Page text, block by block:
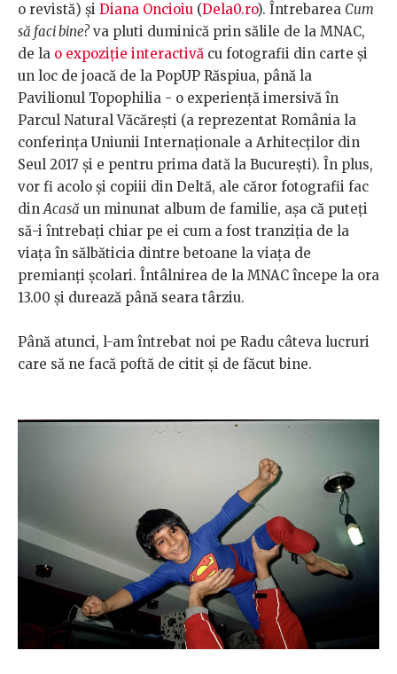
o revistă) și Diana Oncioiu (Dela0.ro). Întrebarea Cum
să faci bine? va pluti duminică prin sălile de la MNAC,
de la o expoziție interactivă cu fotografii din carte și
un loc de joacă de la PopUP Răspiua, până la
Pavilionul Topophilia - o experiență imersivă în
Parcul Natural Văcărești (a reprezentat România la
conferința Uniunii Internaționale a Arhitecților din
Seul 2017 și e pentru prima dată la București). În plus,
vor fi acolo și copiii din Deltă, ale căror fotografii fac
dinAcasă un minunat album de familie, așa că puteți
să-i întrebați chiar pe ei cum a fost tranziția de la
viața în sălbăticia dintre betoane la viața de
premianți școlari. Întâlnirea de la MNAC începe la ora
13.00 și durează până seara târziu.
Până atunci, l-am întrebat noi pe Radu câteva lucruri
care să ne facă poftă de citit și de făcut bine.